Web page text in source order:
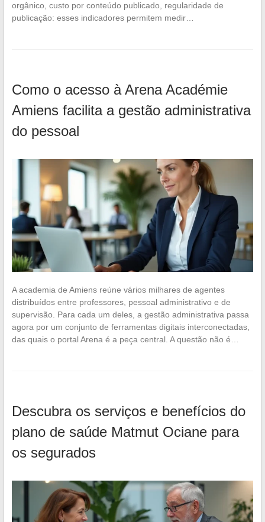
orgânico, custo por conteúdo publicado, regularidade de
publicação: esses indicadores permitem medir…
Como o acesso à Arena Académie
Amiens facilita a gestão administrativa
do pessoal
A academia de Amiens reúne vários milhares de agentes
distribuídos entre professores, pessoal administrativo e de
supervisão. Para cada um deles, a gestão administrativa passa
agora por um conjunto de ferramentas digitais interconectadas,
das quais o portal Arena é a peça central. A questão não é…
Descubra os serviços e benefícios do
plano de saúde Matmut Ociane para
os segurados